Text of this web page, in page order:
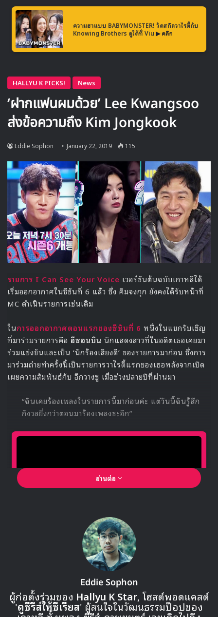
JUNHO (2PM)
2ND SOLO BEST ALBUM
<TWO>
(On your mind)
2019. 1. 25 PM 6:00#2PM
#JUNHO #준호 #이준호 #TWO
pic.twitter.com/oYA0WaR8BT
— 2PM (@follow_2PM)January 22,
2019
: อัพเดต 21/01/2019
จุนโฮ ปล่อยคลิป Lyric Card ที่แสดงเนื้อเพลงของ 3 เพลง
แรก คือ상상, FLASHLIGHT และDSMN
JUNHO (2PM)
2ND SOLO BEST ALBUM
Lyric Card#상상
2019. 1. 25 PM 6:00#2PM
— 2PM (@follow_2PM)January 21,
JUNHO (2PM)
2ND SOLO BEST ALBUM
<TWO>
ความฮาแบบ BABYMONSTER! วัดสกิลวาไรตี้กับ
Knowing Brothers ดูได้ที่ Viu ▶ คลิก